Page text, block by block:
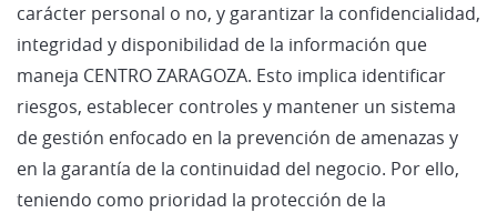
carácter personal o no, y garantizar la confidencialidad,
integridad y disponibilidad de la información que
maneja CENTRO ZARAGOZA. Esto implica identificar
riesgos, establecer controles y mantener un sistema
de gestión enfocado en la prevención de amenazas y
en la garantía de la continuidad del negocio. Por ello,
teniendo como prioridad la protección de la